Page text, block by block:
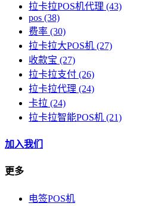
拉卡拉POS机代理 (43)
pos (38)
费率 (30)
拉卡拉大POS机 (27)
收款宝 (27)
拉卡拉支付 (26)
拉卡拉代理 (24)
卡拉 (24)
拉卡拉智能POS机 (21)
加入我们
更多
电签POS机